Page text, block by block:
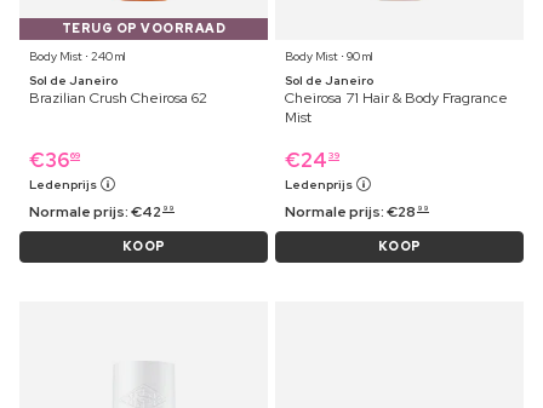
TERUG OP VOORRAAD
Body Mist ⋅ 240 ml
Sol de Janeiro
Brazilian Crush Cheirosa 62
€3669
Ledenprijs
Normale prijs:€42 99
KOOP
Body Mist ⋅ 90 ml
Sol de Janeiro
Cheirosa 71 Hair & Body Fragrance
Mist
€24 39
Ledenprijs
Normale prijs:€28 99
KOOP